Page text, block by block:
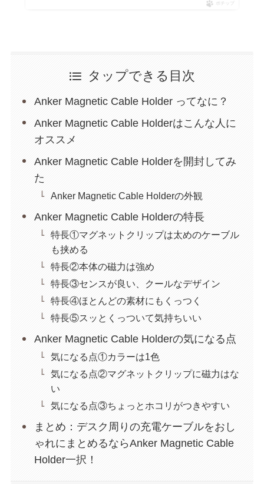
ポチップ
タップできる目次
Anker Magnetic Cable Holder ってなに？
Anker Magnetic Cable Holderはこんな人に
オススメ
Anker Magnetic Cable Holderを開封してみ
た
Anker Magnetic Cable Holderの外観
Anker Magnetic Cable Holderの特長
特長①マグネットクリップは太めのケーブル
も挟める
特長②本体の磁力は強め
特長③センスが良い、クールなデザイン
特長④ほとんどの素材にもくっつく
特長⑤スッとくっついて気持ちいい
Anker Magnetic Cable Holderの気になる点
気になる点①カラーは1色
気になる点②マグネットクリップに磁力はな
い
気になる点③ちょっとホコリがつきやすい
まとめ：デスク周りの充電ケーブルをおし
ゃれにまとめるならAnker Magnetic Cable
Holder一択！